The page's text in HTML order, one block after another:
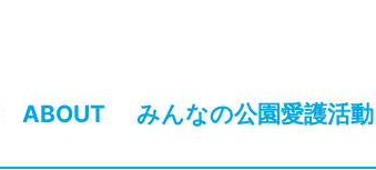
ABOUT みんなの公園愛護活